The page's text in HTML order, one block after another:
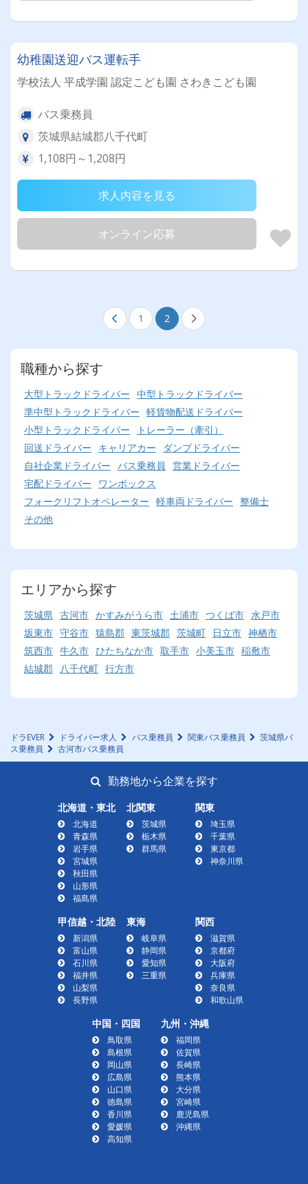
幼稚園送迎バス運転手
学校法人 平成学園 認定こども園 さわきこども園
バス乗務員
茨城県結城郡八千代町
1,108円～1,208円
求人内容を見る
オンライン応募
1 2
職種から探す
大型トラックドライバー 中型トラックドライバー
準中型トラックドライバー 軽貨物配送ドライバー
小型トラックドライバー
トレーラー（牽引）
回送ドライバー
キャリアカー
ダンプドライバー
自社企業ドライバー バス乗務員
営業ドライバー
宅配ドライバー
ワンボックス
フォークリフトオペレーター 軽車両ドライバー 整備士
その他
エリアから探す
茨城県 古河市 かすみがうら市 土浦市 つくば市 水戸市
坂東市 守谷市 猿島郡 東茨城郡 茨城町 日立市 神栖市
筑西市 牛久市 ひたちなか市 取手市 小美玉市 稲敷市
結城郡
八千代町 行方市
ドラEVER ドライバー求人 バス乗務員 関東バス乗務員
茨城県バ
ス乗務員
古河市バス乗務員
勤務地から企業を探す
北海道・東北
北海道
青森県
岩手県
宮城県
秋田県
山形県
福島県
北関東
茨城県
栃木県
群馬県
関東
埼玉県
千葉県
東京都
神奈川県
甲信越・北陸
新潟県
富山県
石川県
福井県
山梨県
長野県
東海
岐阜県
静岡県
愛知県
三重県
関西
滋賀県
京都府
大阪府
兵庫県
奈良県
和歌山県
中国・四国
鳥取県
島根県
岡山県
広島県
山口県
徳島県
香川県
愛媛県
高知県
九州・沖縄
福岡県
佐賀県
長崎県
熊本県
大分県
宮崎県
鹿児島県
沖縄県